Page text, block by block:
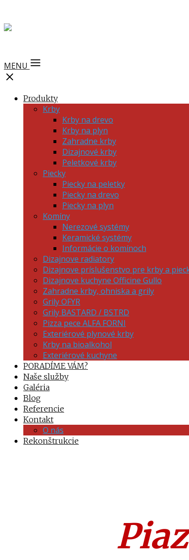
MENU
Produkty
Krby
Krby na drevo
Krby na plyn
Zahradne krby
Dizajnové krby
Peletkové krby
Piecky
Piecky na peletky
Piecky na drevo
Piecky na plyn
Komíny
Nerezové systémy
Keramické systémy
Informácie o komínoch
Dizajnove radiatory
Dizajnove príslušenstvo pre krby a
Dizajnove kuchyne Officine Gullo
Zahradne krby, ohniska a grily
Grily OFYR
Grily BASTARD / BSTRD
Pizza pece ALFA FORNI
Exteriérové plynové krby
Krby na bioalkohol
Exteriérové kuchyne
PORADÍME VÁM?
Naše služby
Galéria
Blog
Referencie
Kontakt
O nás
Rekonštrukcie